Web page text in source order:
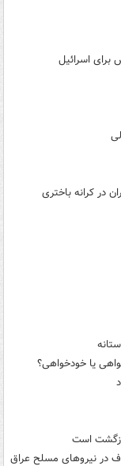
برای اسرائیل
در کرانه باختری
یا خودخواهی؟
است
در نیروهای مسلح عراق